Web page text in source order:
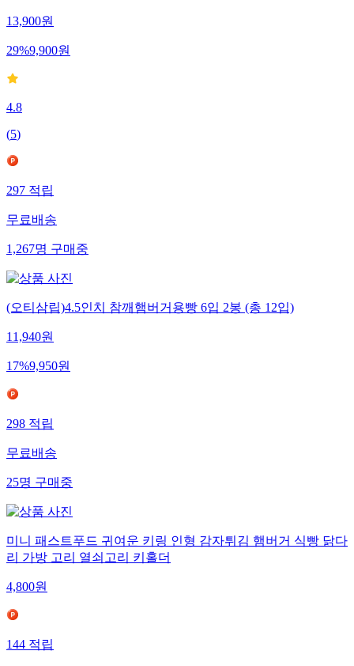
13,900원
29%9,900원
4.8
(5)
297 적립
무료배송
1,267명 구매중
(오티삼립)4.5인치 참깨햄버거용빵 6입 2봉 (총 12입)
11,940원
17%9,950원
298 적립
무료배송
25명 구매중
미니 패스트푸드 귀여운 키링 인형 감자튀김 햄버거 식빵 닭다
리 가방 고리 열쇠고리 키홀더
4,800원
144 적립